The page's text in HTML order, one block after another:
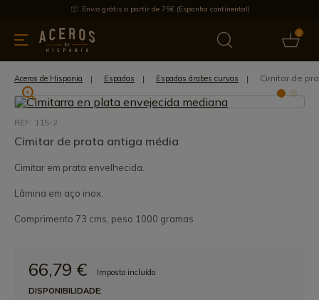
Envio grátis a partir de 75€ (Espanha continental)
0
& Utensílios de cozinha Oferece Últimas notícias
Aceros de Hispania Espadas Espadas árabes curvas Cimitar de
REF: 115-2
Cimitar de prata antiga média
Cimitar em prata envelhecida.
Lâmina em aço inox.
Comprimento 73 cms, peso 1000 gramas
66,79 €
Imposto incluído
DISPONIBILIDADE: